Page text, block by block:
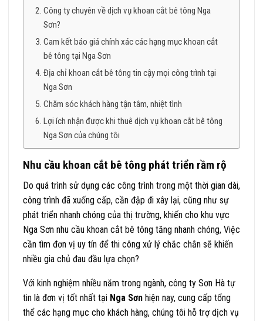
Công ty chuyên về dịch vụ khoan cắt bê tông Nga
Sơn?
Cam kết báo giá chính xác các hạng mục khoan cắt
bê tông tại Nga Sơn
Địa chỉ khoan cắt bê tông tin cậy mọi công trình tại
Nga Sơn
Chăm sóc khách hàng tận tâm, nhiệt tình
Lợi ích nhận được khi thuê dịch vụ khoan cắt bê tông
Nga Sơn của chúng tôi
Nhu cầu khoan cắt bê tông phát triển rầm rộ
Do quá trình sử dụng các công trình trong một thời gian dài,
công trình đã xuống cấp, cần đập đi xây lại, cũng như sự
phát triển nhanh chóng của thị trường, khiến cho khu vực
Nga Sơn nhu cầu khoan cắt bê tông tăng nhanh chóng, Việc
cần tìm đơn vị uy tín để thi công xử lý chắc chắn sẽ khiến
nhiều gia chủ đau đầu lựa chọn?
Với kinh nghiệm nhiều năm trong ngành, công ty Sơn Hà tự
tin là đơn vị tốt nhất tại Nga Sơn hiện nay, cung cấp tổng
thể các hạng mục cho khách hàng, chúng tôi hỗ trợ dịch vụ